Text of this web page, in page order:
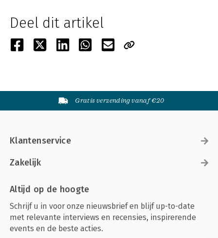
Deel dit artikel
Gratis verzending vanaf €20
Klantenservice
Zakelijk
Altijd op de hoogte
Schrijf u in voor onze nieuwsbrief en blijf up-to-date
met relevante interviews en recensies, inspirerende
events en de beste acties.